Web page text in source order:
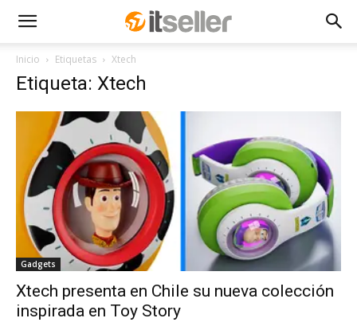
Inicio Etiquetas Xtech
Etiqueta: Xtech
Gadgets
Xtech presenta en Chile su nueva colección
inspirada en Toy Story